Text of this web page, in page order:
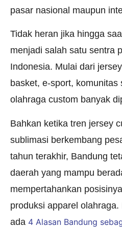
pasar nasional maupun
Tidak heran jika hingga
menjadi salah satu sentra
Indonesia. Mulai dari
basket, e-sport, komunitas
olahraga custom banyak
Bahkan ketika tren jersey
sublimasi berkembang
tahun terakhir, Bandung
daerah yang mampu
mempertahankan
produksi apparel
ada 4 Alasan Bandung